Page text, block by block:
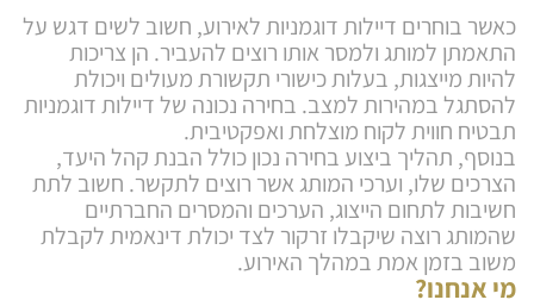
כאשר בוחרים דיילות דוגמניות לאירוע, חשוב לשים דגש על
התאמתן למותג ולמסר אותו רוצים להעביר. הן צריכות
להיות מייצגות, בעלות כישורי תקשורת מעולים ויכולת
להסתגל במהירות למצב. בחירה נכונה של דיילות דוגמניות
תבטיח חווית לקוח מוצלחת ואפקטיבית.
בנוסף, תהליך ביצוע בחירה נכון כולל הבנת קהל היעד,
הצרכים שלו, וערכי המותג אשר רוצים לתקשר. חשוב לתת
חשיבות לתחום הייצוג, הערכים והמסרים החברתיים
שהמותג רוצה שיקבלו זרקור לצד יכולת דינאמית לקבלת
משוב בזמן אמת במהלך האירוע.
מי אנחנו?